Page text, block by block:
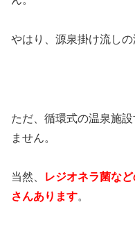
やはり、源泉掛け流しの
ただ、循環式の温泉施
ません。
当然、
レジオネラ菌な
さんあります。